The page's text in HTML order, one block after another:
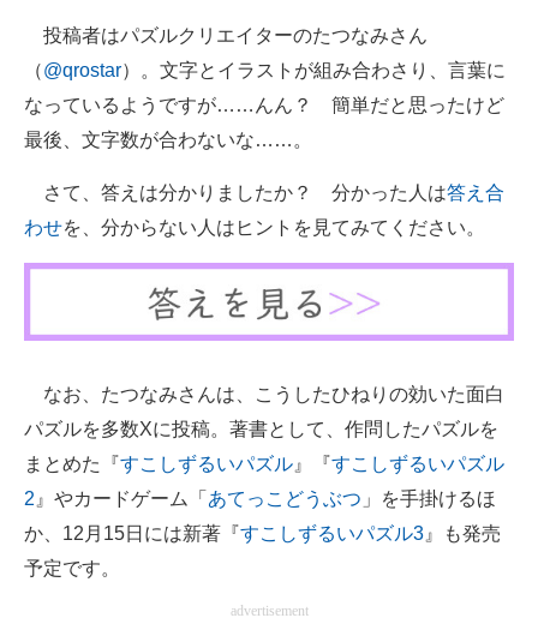
ちょっと気になるネットの話題
投稿者はパズルクリエイターのたつなみさん
（@qrostar）。文字とイラストが組み合わさり、言葉に
なっているようですが……んん？ 簡単だと思ったけど
最後、文字数が合わないな……。
さて、答えは分かりましたか？ 分かった人は答え合
わせを、分からない人はヒントを見てみてください。
なお、たつなみさんは、こうしたひねりの効いた面白
パズルを多数Xに投稿。著書として、作問したパズルを
まとめた『すこしずるいパズル 』『すこしずるいパズル
2 』やカードゲーム「 あてっこどうぶつ 」を手掛けるほ
か、12月15日には新著『すこしずるいパズル3 』も発売
予定です。
advertisement